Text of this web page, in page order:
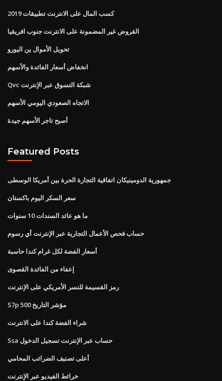
كسب المال على الانترنت تطبيقات 2019
القروض غير المضمونة على الانترنت جنوب افريقيا
تحويل الأموال ين اليورو
انخفاض أسعار الفائدة والأسهم
Qvc شبكة التسوق عبر الإنترنت
الاتجاه الصعودي اليومي الأسهم
أصبح تاجر الأسهم جيدة
Featured Posts
جمهورية الدومينيكان اتفاقية التجارة الحرة بين أمريكا الوسطى
سعر السكر اليوم باكستان
ما هو عائد السندات 10 سنوات
حساب فحص الأعمال التجارية عبر الإنترنت أي رسوم
أسعار الفضة لكل غرام كندا حاسبة
إعفاء من الفائدة القصوى
رمز القسيمة للنسر الأمريكي على الإنترنت
S7p 500 مؤشر التاريخ
شراء الفضة كندا على الانترنت
Ssa حساب عبر الإنترنت تسجيل الدخول
أعلى تصنيف الضرائب المحامي
خرائط الفيديو عبر الإنترنت